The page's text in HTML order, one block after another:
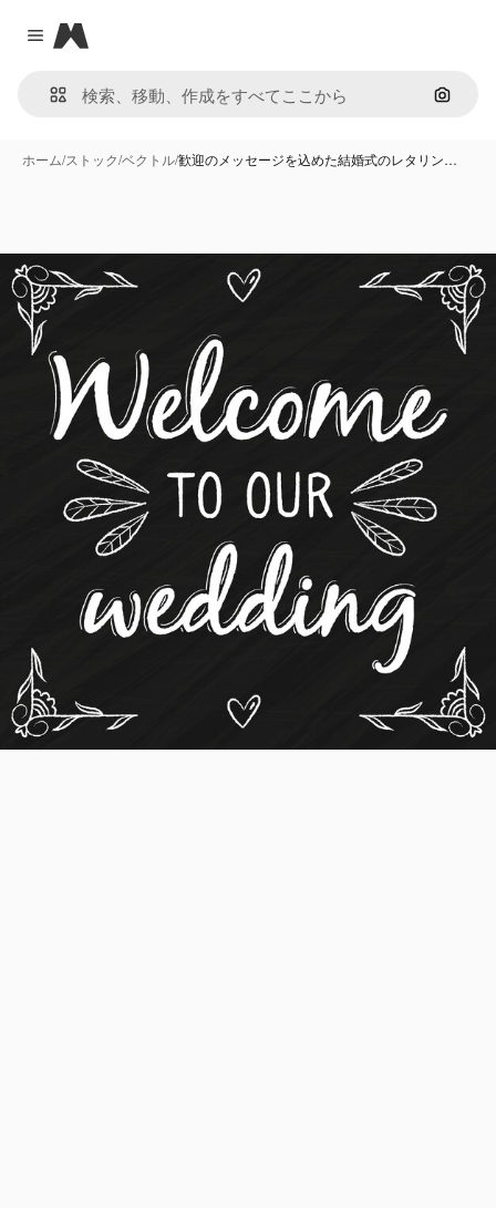
Close menu
Magnific
画像で
ホーム/ストック/ベクトル/歓迎のメッセージを込めた結婚式のレタリン…